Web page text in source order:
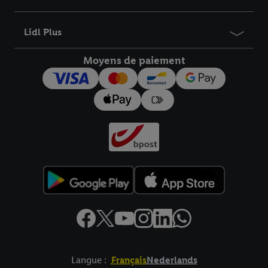
Lidl Plus
Moyens de paiement
Langue : FrançaisNederlands
pour l’avenir dans notre
déclaration relative à la protection des
données.Vous trouverez les impressions ici.